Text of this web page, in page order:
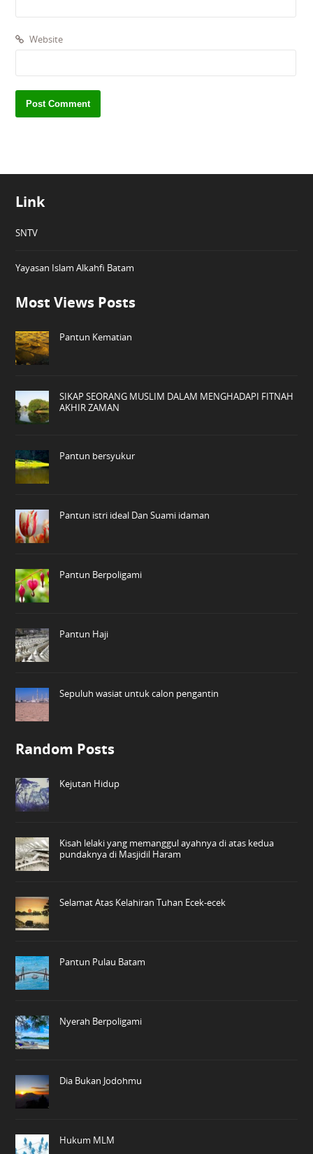
Website
Link
SNTV
Yayasan Islam Alkahfi Batam
Most Views Posts
Pantun Kematian
SIKAP SEORANG MUSLIM DALAM MENGHADAPI FITNAH
AKHIR ZAMAN
Pantun bersyukur
Pantun istri ideal Dan Suami idaman
Pantun Berpoligami
Pantun Haji
Sepuluh wasiat untuk calon pengantin
Random Posts
Kejutan Hidup
Kisah lelaki yang memanggul ayahnya di atas kedua
pundaknya di Masjidil Haram
Selamat Atas Kelahiran Tuhan Ecek-ecek
Pantun Pulau Batam
Nyerah Berpoligami
Dia Bukan Jodohmu
Hukum MLM